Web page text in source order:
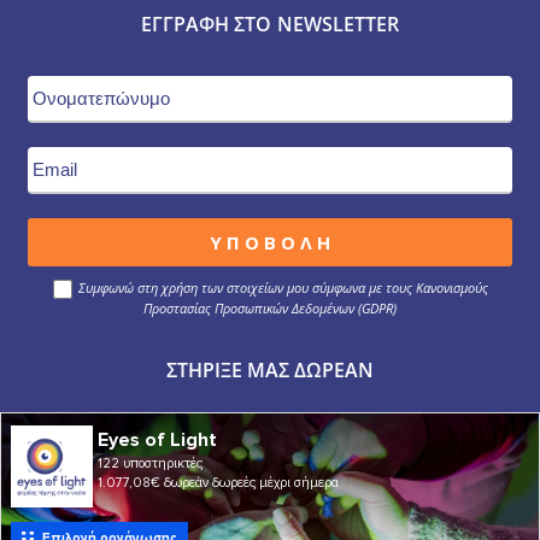
ΕΓΓΡΑΦΉ ΣΤΟ NEWSLETTER
Συμφωνώ στη χρήση των στοιχείων μου σύμφωνα με τους Κανονισμούς
Προστασίας Προσωπικών Δεδομένων (GDPR)
ΣΤΉΡΙΞΕ ΜΑΣ ΔΩΡΕΆΝ